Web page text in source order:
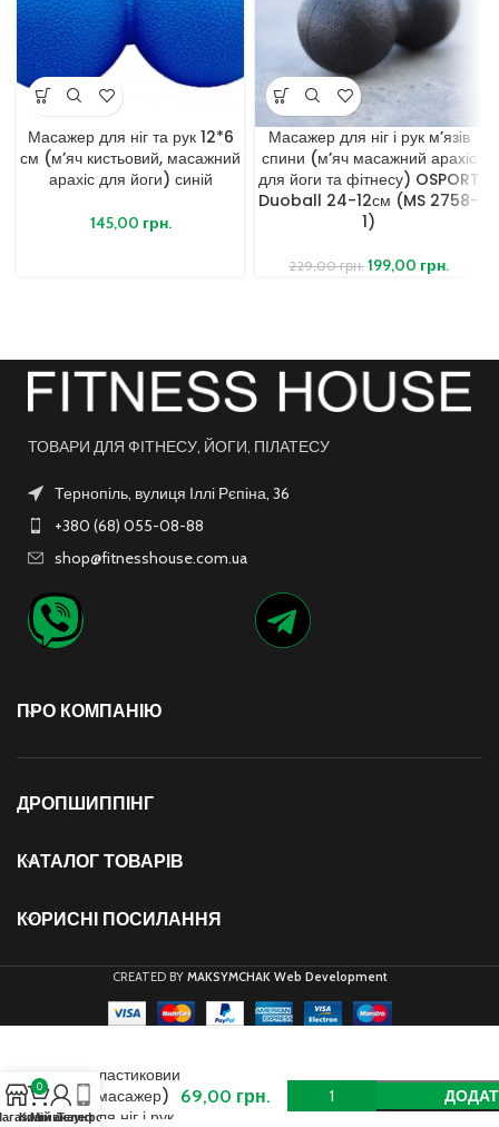
Масажер для ніг та рук 12*6
см (м’яч кистьовий, масажний
арахіс для йоги) синій
145,00 грн.
Масажер для ніг і рук м’язів
спини (м’яч масажний арахіс
для йоги та фітнесу) OSPORT
Duoball 24-12см (MS 2758-
1)
229,00грн. 199,00 грн.
ТОВАРИ ДЛЯ ФІТНЕСУ, ЙОГИ, ПІЛАТЕСУ
Тернопіль, вулиця Іллі Рєпіна, 36
+380 (68) 055-08-88
shop@fitnesshouse.com.ua
ПРО КОМПАНІЮ
ДРОПШИППІНГ
КАТАЛОГ ТОВАРІВ
КОРИСНІ ПОСИЛАННЯ
CREATED BY MAKSYMCHAK Web Development
М’яч
пластиковий
(масажер)
для ніг і рук
69,00 грн.
0
Кошик
Мій акаунт
Телефон